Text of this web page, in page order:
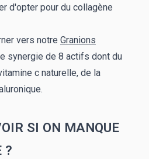
d'opter pour du collagène
vers notre Granions
synergie de 8 actifs dont du
c naturelle, de la
SI ON MANQUE
?